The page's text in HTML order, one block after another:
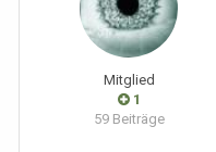
Mitglied
1
59 Beiträge